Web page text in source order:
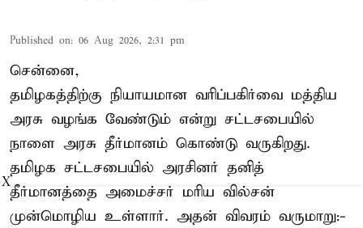
Published on: 06 Aug 2026, 2:31 pm
சென்னை,
தமிழகத்திற்கு நியாயமான வரிப்பகிர்வை மத்திய
அரசு வழங்க வேண்டும் என்று சட்டசபையில்
நாளை அரசு தீர்மானம் கொண்டு வருகிறது.
தமிழக சட்டசபையில் அரசினர் தனித்
தீர்மானத்தை அமைச்சர் மரிய வில்சன்
முன்மொழிய உள்ளார். அதன் விவரம் வருமாறு:-
X